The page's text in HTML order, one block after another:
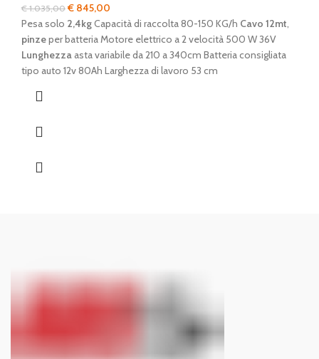
€1.035,00Il
prezzo
originale
era:
€ 1.035,00.
€ 845,00
prezzo
attuale
è:
€ 845,00.
Pesa solo 2,4kgCapacità di raccolta 80-150 KG/h Cavo 12mt,
pinzeper batteria Motore elettrico a 2 velocità 500 W 36V
Lunghezza asta variabile da 210 a 340cm Batteria consigliata
tipo auto 12v 80Ah Larghezza di lavoro 53 cm